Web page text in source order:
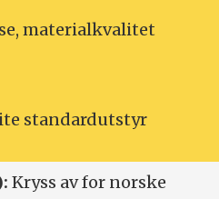
materialkvalitet
standardutstyr
Kryss av for norske